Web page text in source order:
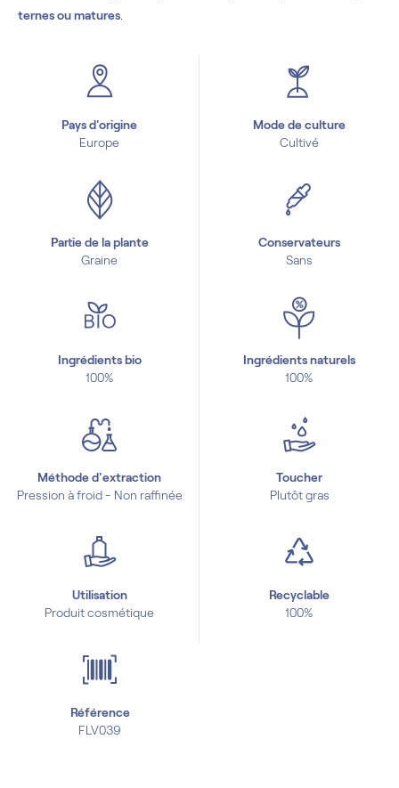
ternes ou matures
Pays d'origine
Europe
Mode de culture
Cultivé
Partie de la plante
Graine
Conservateurs
Sans
Ingrédients bio
100%
Ingrédients naturels
100%
Méthode d'extraction
Pression à froid - Non raffinée
Toucher
Plutôt gras
Utilisation
Produit cosmétique
Recyclable
100%
Référence
FLV039